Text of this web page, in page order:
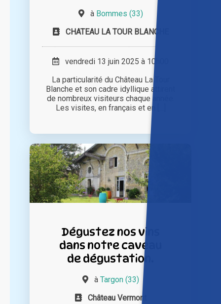
à Bommes (33)
CHATEAU LA TOUR BLANCHE
vendredi 13 juin 2025 à 10h00
La particularité du Château La Tour
Blanche et son cadre idyllique attirent
de nombreux visiteurs chaque année.
Les visites, en français et en [...]
Dégustez nos vins
dans notre caveau
de dégustation.
à Targon (33)
Château Vermont